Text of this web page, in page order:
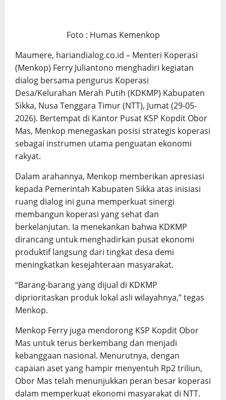
Foto : Humas Kemenkop
Maumere, hariandialog.co.id – Menteri Koperasi
(Menkop) Ferry Juliantono menghadiri kegiatan
dialog bersama pengurus Koperasi
Desa/Kelurahan Merah Putih (KDKMP) Kabupaten
Sikka, Nusa Tenggara Timur (NTT), Jumat (29-05-
2026). Bertempat di Kantor Pusat KSP Kopdit Obor
Mas, Menkop menegaskan posisi strategis koperasi
sebagai instrumen utama penguatan ekonomi
rakyat.
Dalam arahannya, Menkop memberikan apresiasi
kepada Pemerintah Kabupaten Sikka atas inisiasi
ruang dialog ini guna memperkuat sinergi
membangun koperasi yang sehat dan
berkelanjutan. Ia menekankan bahwa KDKMP
dirancang untuk menghadirkan pusat ekonomi
produktif langsung dari tingkat desa demi
meningkatkan kesejahteraan masyarakat.
“Barang-barang yang dijual di KDKMP
diprioritaskan produk lokal asli wilayahnya,” tegas
Menkop.
Menkop Ferry juga mendorong KSP Kopdit Obor
Mas untuk terus berkembang dan menjadi
kebanggaan nasional. Menurutnya, dengan
capaian aset yang hampir menyentuh Rp2 triliun,
Obor Mas telah menunjukkan peran besar koperasi
dalam memperkuat ekonomi masyarakat di NTT.